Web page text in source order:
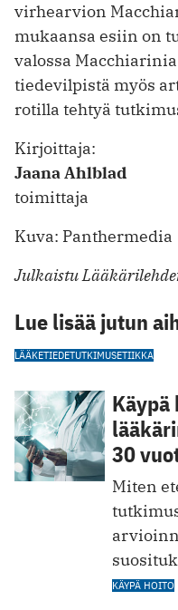
virhearvion
mukaansa esiin on
valossa
tiedevilpistä myös
rotilla tehtyä
Kirjoittaja:
Jaana Ahlblad
toimittaja
Kuva: Panthermedia
Julkaistu
Lue lisää jutun
LÄÄKETIEDETUTKIMUSETIIKKA
30
Miten
KÄYPÄ HOITO